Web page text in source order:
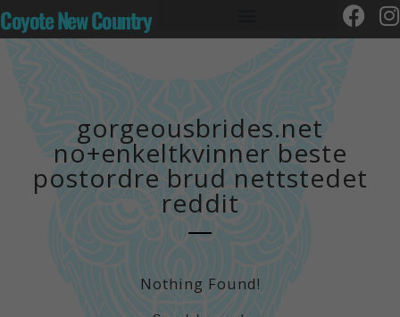
Coyote New Country
gorgeousbrides.net
no+enkeltkvinner beste
postordre brud nettstedet
reddit
Nothing Found!